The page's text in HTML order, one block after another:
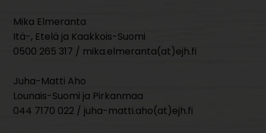
Mika Elmeranta
Itä-, Etelä ja Kaakkois-Suomi
0500 265 317 / mika.elmeranta(at)ejh.fi
Juha-Matti Aho
Lounais-Suomi ja Pirkanmaa
044 7170 022 / juha-matti.aho(at)ejh.fi